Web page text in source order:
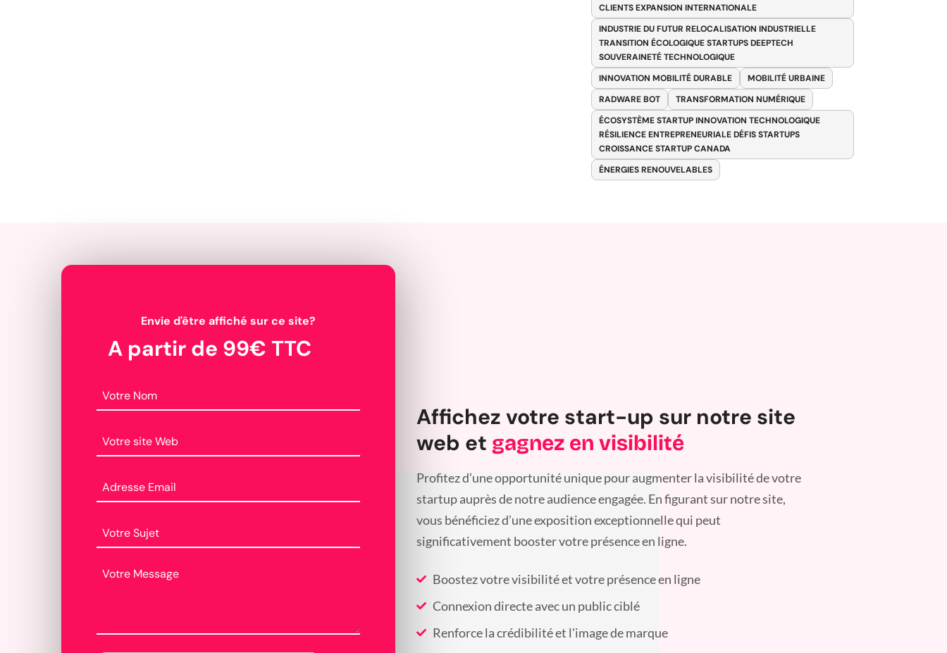
CLIENTS EXPANSION INTERNATIONALE
INDUSTRIE DU FUTUR RELOCALISATION INDUSTRIELLE
TRANSITION ÉCOLOGIQUE STARTUPS DEEPTECH
SOUVERAINETÉ TECHNOLOGIQUE
INNOVATION MOBILITÉ DURABLE
MOBILITÉ URBAINE
RADWARE BOT
TRANSFORMATION NUMÉRIQUE
ÉCOSYSTÈME STARTUP INNOVATION TECHNOLOGIQUE
RÉSILIENCE ENTREPRENEURIALE DÉFIS STARTUPS
CROISSANCE STARTUP CANADA
ÉNERGIES RENOUVELABLES
Envie d'être affiché sur ce site?
A partir de 99€ TTC
Affichez votre start-up sur notre site
web et gagnez en visibilité
Profitez d’une opportunité unique pour augmenter la visibilité de votre
startup auprès de notre audience engagée. En figurant sur notre site,
vous bénéficiez d’une exposition exceptionnelle qui peut
significativement booster votre présence en ligne.
Boostez votre visibilité et votre présence en ligne
Connexion directe avec un public ciblé
Renforce la crédibilité et l'image de marque